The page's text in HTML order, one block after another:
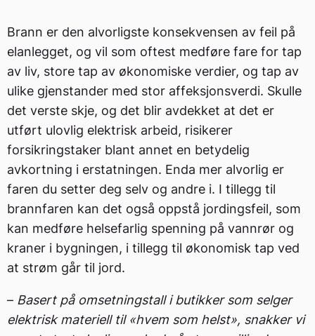
Brann er den alvorligste konsekvensen av feil på
elanlegget, og vil som oftest medføre fare for tap
av liv, store tap av økonomiske verdier, og tap av
ulike gjenstander med stor affeksjonsverdi. Skulle
det verste skje, og det blir avdekket at det er
utført ulovlig elektrisk arbeid, risikerer
forsikringstaker blant annet en betydelig
avkortning i erstatningen. Enda mer alvorlig er
faren du setter deg selv og andre i. I tillegg til
brannfaren kan det også oppstå jordingsfeil, som
kan medføre helsefarlig spenning på vannrør og
kraner i bygningen, i tillegg til økonomisk tap ved
at strøm går til jord.
– Basert på omsetningstall i butikker som selger
elektrisk materiell til «hvem som helst», snakker vi